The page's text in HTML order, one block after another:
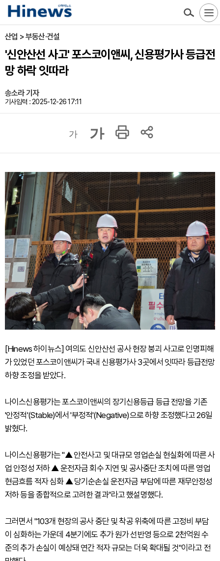
산업 > 부동산·건설
'신안산선 사고' 포스코이앤씨, 신용평가사 등급전
망 하락 잇따라
송소라 기자
기사입력 : 2025-12-26 17:11
가 가
[Hinews 하이뉴스] 여의도 신안산선 공사 현장 붕괴 사고로 인명피해
가 있었던 포스코이앤씨가 국내 신용평가사 3곳에서 잇따라 등급전망
하향 조정을 받았다.
나이스신용평가는 포스코이앤씨의 장기신용등급 등급 전망을 기존
'안정적'(Stable)에서 '부정적'(Negative)으로 하향 조정했다고 26일
밝혔다.
나이스신용평가는 "▲ 안전사고 및 대규모 영업손실 현실화에 따른 사
업 안정성 저하 ▲ 운전자금 회수 지연 및 공사중단 조치에 따른 영업
현금흐름 적자 심화 ▲ 당기순손실 운전자금 부담에 따른 재무안정성
저하 등을 종합적으로 고려한 결과"라고 했설명했다.
그러면서 "103개 현장의 공사 중단 및 착공 위축에 따른 고정비 부담
이 심화하는 가운데 4분기에도 추가 원가 선반영 등으로 2천억원 수
준의 추가 손실이 예상돼 연간 적자 규모는 더욱 확대될 것"이라고 전